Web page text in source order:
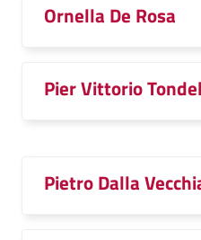
Ornella De Rosa
Pier Vittorio
Pietro Dalla